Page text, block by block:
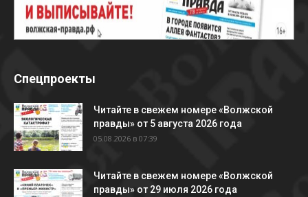
Спецпроекты
Читайте в свежем номере «Волжской
правды» от 5 августа 2026 года
05.08.2026 в 07:39
Читайте в свежем номере «Волжской
правды» от 29 июля 2026 года